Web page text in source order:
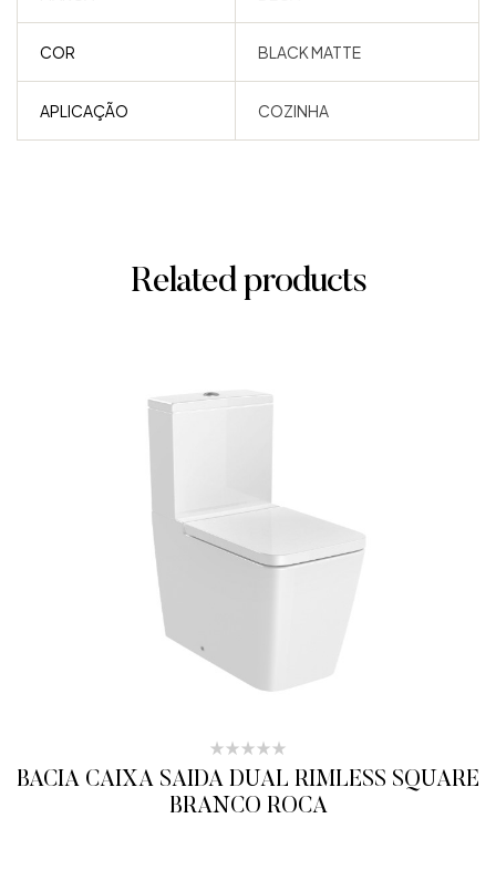
COR BLACK MATTE
APLICAÇÃO COZINHA
Related products
BACIA CAIXA SAIDA DUAL RIMLESS SQUARE
BRANCO ROCA